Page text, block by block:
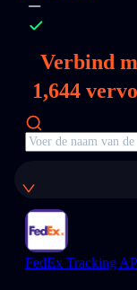
Verbind
1,644
FedEx Tracking